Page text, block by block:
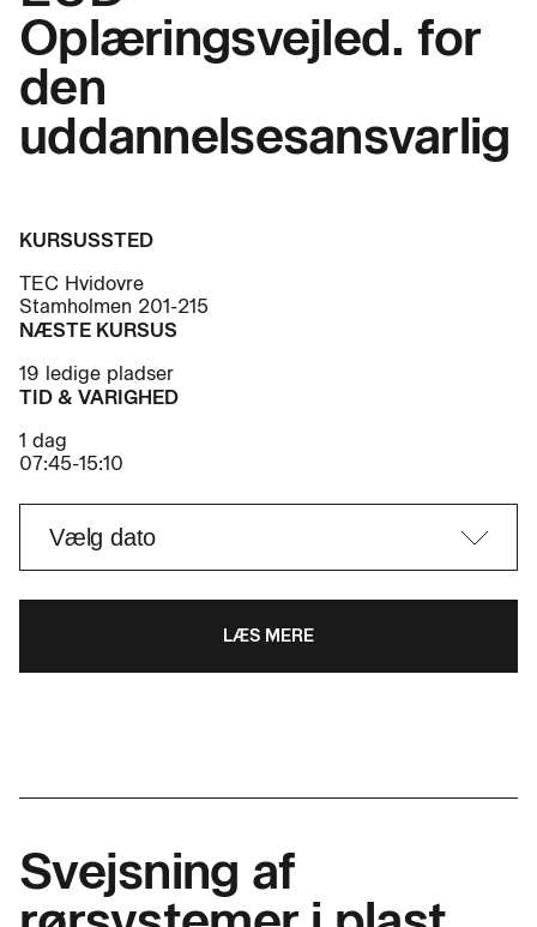
Oplæringsvejled. for
den
uddannelsesansvarlig
KURSUSSTED
TEC Hvidovre
Stamholmen 201-215
NÆSTE KURSUS
19 ledige pladser
TID & VARIGHED
1 dag
07:45-15:10
LÆS MERE
Svejsning af